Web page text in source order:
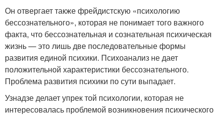
Он отвергает также фрейдистскую «психологию
бессознательного», которая не понимает того важного
факта, что бессознательная и сознательная психическая
жизнь — это лишь две последовательные формы
развития единой психики. Психоанализ не дает
положительной характеристики бессознательного.
Проблема развития психики по сути выпадает.
Узнадзе делает упрек той психологии, которая не
интересовалась проблемой возникновения психического